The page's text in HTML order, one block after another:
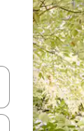
le haut et